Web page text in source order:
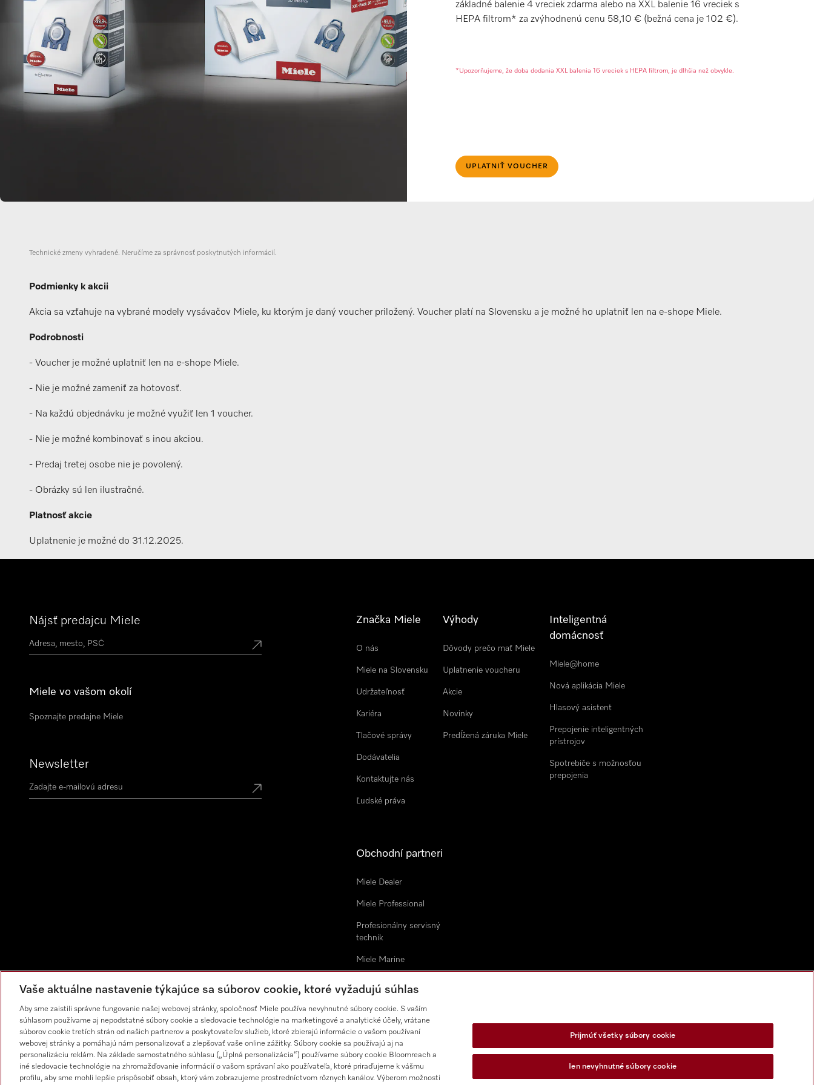
základné balenie 4 vreciek zdarma alebo na XXL balenie 16 vreciek s
HEPA filtrom* za zvýhodnenú cenu 58,10 € (bežná cena je 102 €).
*Upozorňujeme, že doba dodania XXL balenia 16 vreciek s HEPA filtrom, je dlhšia než obvykle.
UPLATNIŤ VOUCHER
Technické zmeny vyhradené. Neručíme za správnosť poskytnutých informácií.
Podmienky k akcii
Akcia sa vzťahuje na vybrané modely vysávačov Miele, ku ktorým je daný voucher priložený. Voucher platí na Slovensku a je možné ho uplatniť len na e-shope Miele.
Podrobnosti
- Voucher je možné uplatniť len na e-shope Miele.
- Nie je možné zameniť za hotovosť.
- Na každú objednávku je možné využiť len 1 voucher.
- Nie je možné kombinovať s inou akciou.
- Predaj tretej osobe nie je povolený.
- Obrázky sú len ilustračné.
Platnosť akcie
Uplatnenie je možné do 31.12.2025.
Nájsť predajcu Miele
Miele vo vašom okolí
Spoznajte predajne Miele
Newsletter
Značka Miele
O nás
Miele na Slovensku
Udržateľnosť
Kariéra
Tlačové správy
Dodávatelia
Kontaktujte nás
Ľudské práva
Výhody
Dôvody prečo mať Miele
Uplatnenie voucheru
Akcie
Novinky
Predĺžená záruka Miele
Inteligentná
domácnosť
Miele@home
Nová aplikácia Miele
Hlasový asistent
Prepojenie inteligentných
prístrojov
Spotrebiče s možnosťou
prepojenia
Obchodní partneri
Miele Dealer
Miele Professional
Profesionálny servisný
technik
Miele Marine
podmienky
Vaše aktuálne nastavenie týkajúce sa súborov cookie, ktoré vyžadujú súhlas
Aby sme zaistili správne fungovanie našej webovej stránky, spoločnosť Miele používa nevyhnutné súbory cookie. S vaším
súhlasom používame aj nepodstatné súbory cookie a sledovacie technológie na marketingové a analytické účely, vrátane
súborov cookie tretích strán od našich partnerov a poskytovateľov služieb, ktoré zbierajú informácie o vašom používaní
webovej stránky a pomáhajú nám personalizovať a zlepšovať vaše online zážitky. Súbory cookie sa používajú aj na
personalizáciu reklám. Na základe samostatného súhlasu („Úplná personalizácia“) používame súbory cookie Bloomreach a
iné sledovacie technológie na zhromažďovanie informácií o vašom správaní ako používateľa, ktoré priraďujeme k vášmu
profilu, aby sme mohli lepšie prispôsobiť obsah, ktorý vám zobrazujeme prostredníctvom rôznych kanálov. Výberom možnosti
Prijmúť všetky súbory cookie
Ien nevyhnutné súbory cookie